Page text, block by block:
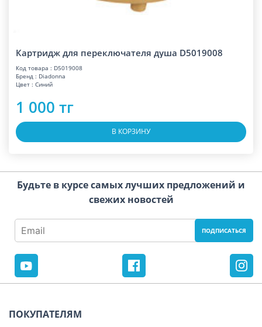
Картридж для переключателя душа D5019008
Код товара : D5019008
Бренд : Diadonna
Цвет : Синий
1 000 тг
В КОРЗИНУ
Будьте в курсе самых лучших предложений и
свежих новостей
ПОКУПАТЕЛЯМ